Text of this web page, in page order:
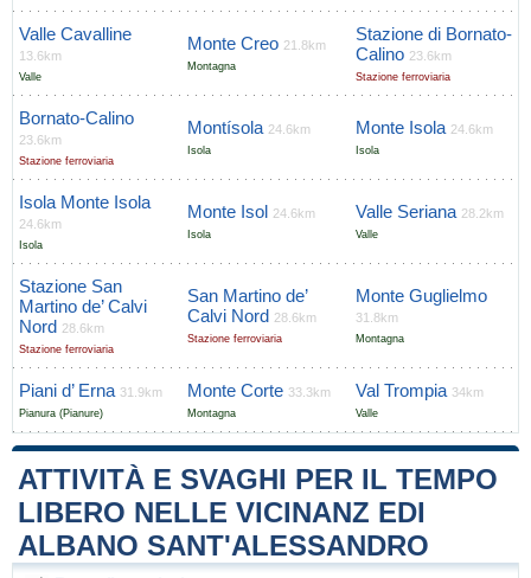
Valle Cavalline
13.6km
Valle
Monte Creo 21.8km
Montagna
Stazione di Bornato-
Calino 23.6km
Stazione ferroviaria
Bornato-Calino
23.6km
Stazione ferroviaria
Montísola 24.6km
Isola
Monte Isola 24.6km
Isola
Isola Monte Isola
24.6km
Isola
Monte Isol 24.6km
Isola
Valle Seriana 28.2km
Valle
Stazione San
Martino de’ Calvi
Nord 28.6km
Stazione ferroviaria
San Martino de’
Calvi Nord 28.6km
Stazione ferroviaria
Monte Guglielmo
31.8km
Montagna
Piani d’ Erna 31.9km
Pianura (Pianure)
Monte Corte 33.3km
Montagna
Val Trompia 34km
Valle
ATTIVITÀ E SVAGHI PER IL TEMPO
LIBERO NELLE VICINANZ EDI
ALBANO SANT'ALESSANDRO